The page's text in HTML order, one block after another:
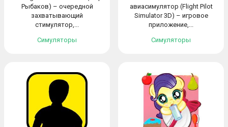
Рыбаков) – очередной
захватывающий
стимулятор,...
Симуляторы
авиасимулятор (Flight Pilot
Simulator 3D) – игровое
приложение,...
Симуляторы